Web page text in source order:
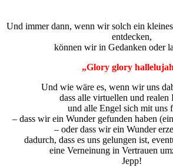
Und immer dann, wenn wir solch ein
entdecken,
können wir in Gedanken oder
„Glory glory
Und wie wäre es, wenn wir uns
dass alle virtuellen und realen
und alle Engel sich mit uns
– dass wir ein Wunder gefunden haben
– oder dass wir ein Wunder
dadurch, dass es uns gelungen ist,
eine Verneinung in Vertrauen
Jepp!